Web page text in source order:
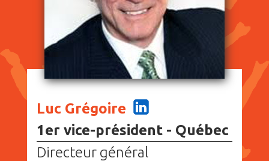
Luc Grégoire
1er vice-président - Québec
Directeur général